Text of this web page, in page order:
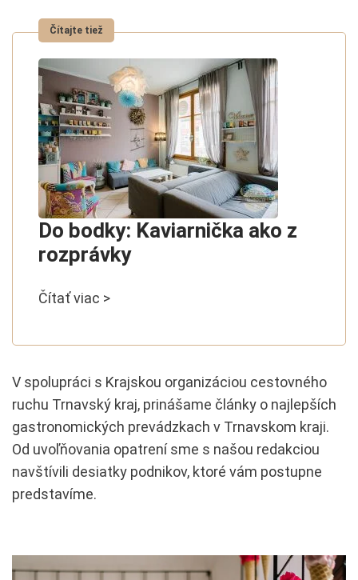
Do bodky: Kaviarnička ako z
rozprávky
Čítať viac >
V spolupráci s Krajskou organizáciou cestovného
ruchu Trnavský kraj, prinášame články o najlepších
gastronomických prevádzkach v Trnavskom kraji.
Od uvoľňovania opatrení sme s našou redakciou
navštívili desiatky podnikov, ktoré vám postupne
predstavíme.